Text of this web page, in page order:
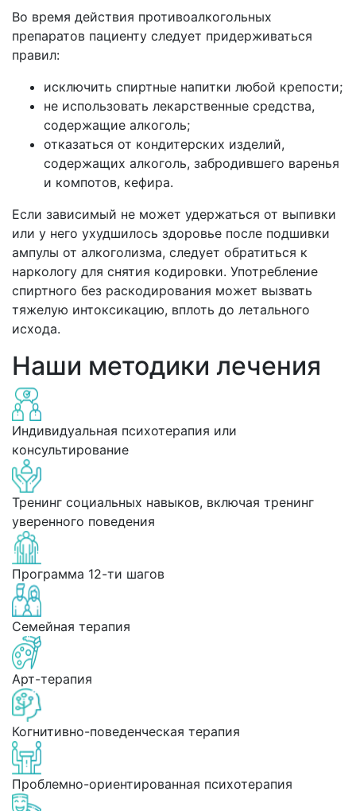
Во время действия противоалкогольных
препаратов пациенту следует придерживаться
правил:
исключить спиртные напитки любой крепости;
не использовать лекарственные средства,
содержащие алкоголь;
отказаться от кондитерских изделий,
содержащих алкоголь, забродившего варенья
и компотов, кефира.
Если зависимый не может удержаться от выпивки
или у него ухудшилось здоровье после подшивки
ампулы от алкоголизма, следует обратиться к
наркологу для снятия кодировки. Употребление
спиртного без раскодирования может вызвать
тяжелую интоксикацию, вплоть до летального
исхода.
Наши методики лечения
Индивидуальная психотерапия или
консультирование
Тренинг социальных навыков, включая тренинг
уверенного поведения
Программа 12-ти шагов
Семейная терапия
Арт-терапия
Когнитивно-поведенческая терапия
Проблемно-ориентированная психотерапия